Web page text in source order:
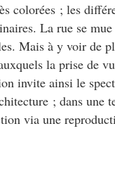
colorées ; les
La rue se
Mais à y voir de
la prise de
invite ainsi le
; dans une
via une